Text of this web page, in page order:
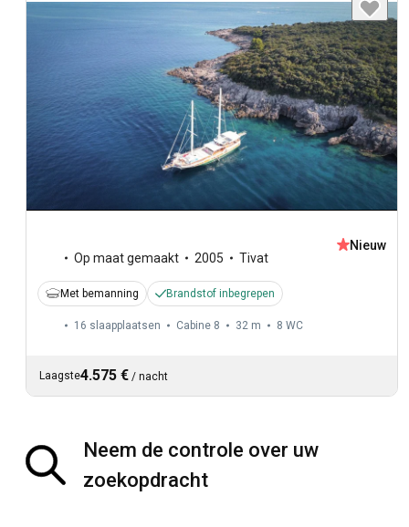
Op maat gemaakt 2005 Tivat
Nieuw
Met bemanning Brandstof inbegrepen
16 slaapplaatsen Cabine 8 32 m 8 WC
Laagste4.575 € / nacht
Neem de controle over uw
zoekopdracht